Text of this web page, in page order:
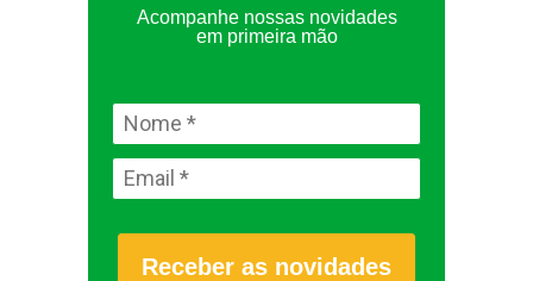
Acompanhe nossas novidades
em primeira mão
Receber as novidades